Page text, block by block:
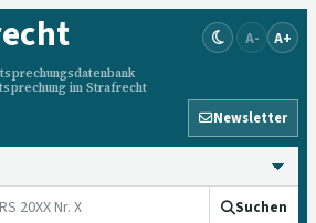
im Strafrecht
A- A+
Newsletter
Suchen